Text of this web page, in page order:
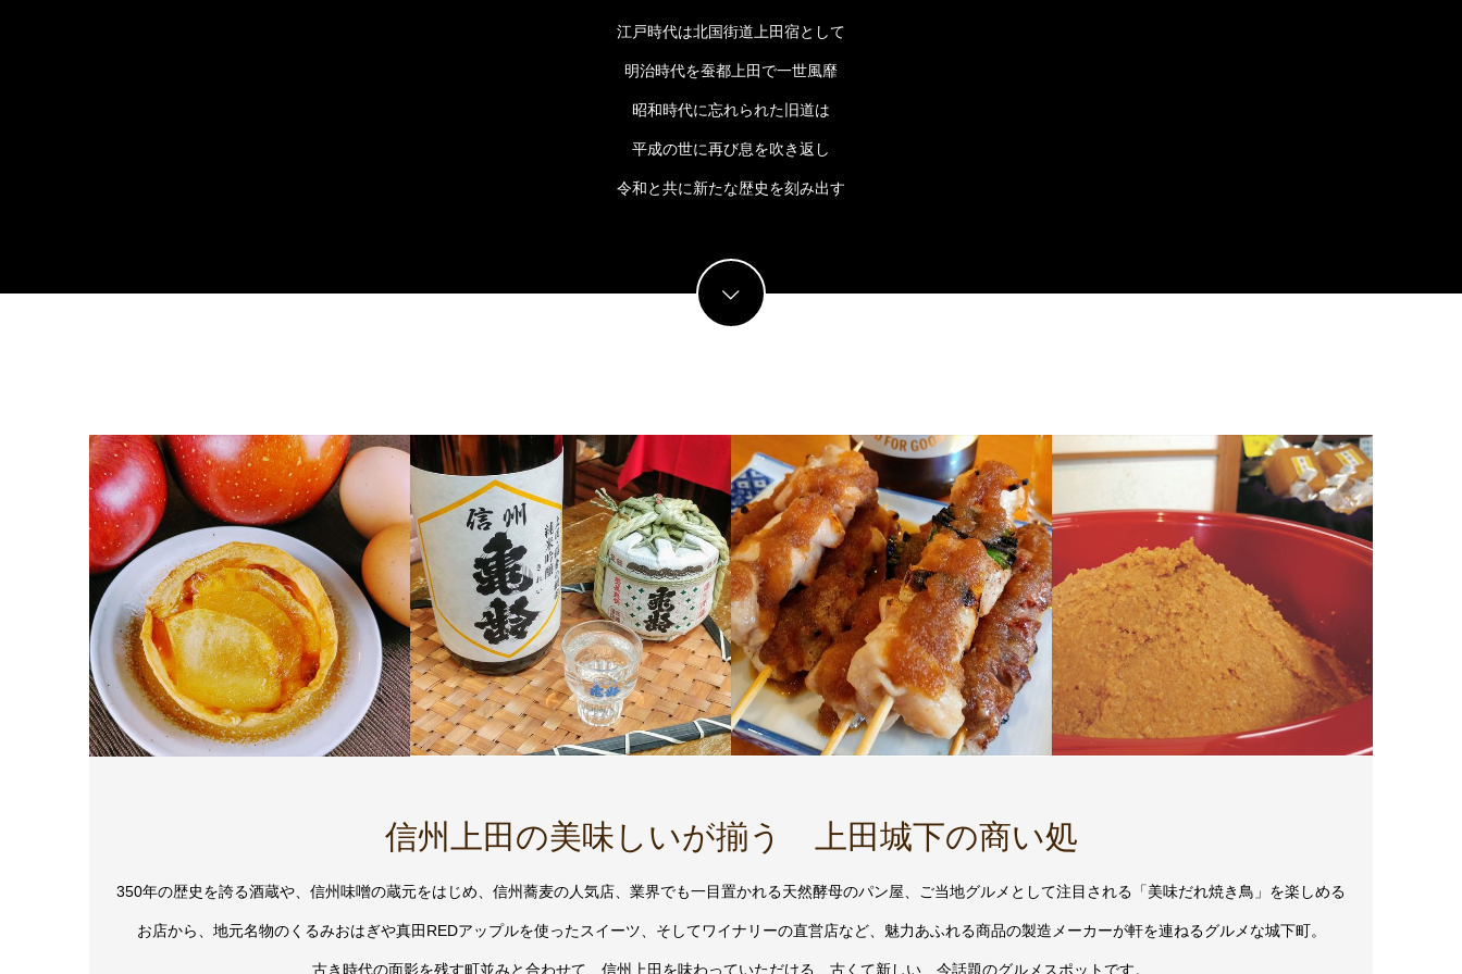
江戸時代は北国街道上田宿として
明治時代を蚕都上田で一世風靡
昭和時代に忘れられた旧道は
平成の世に再び息を吹き返し
令和と共に新たな歴史を刻み出す
信州上田の美味しいが揃う 上田城下の商い処
350年の歴史を誇る酒蔵や、信州味噌の蔵元をはじめ、信州蕎麦の人気店、業界でも一目置かれる天然酵母のパン屋、ご当地グルメとして注目される「美味だれ焼き鳥」を楽しめる
お店から、地元名物のくるみおはぎや真田REDアップルを使ったスイーツ、そしてワイナリーの直営店など、魅力あふれる商品の製造メーカーが軒を連ねるグルメな城下町。
古き時代の面影を残す町並みと合わせて、信州上田を味わっていただける、古くて新しい、今話題のグルメスポットです。